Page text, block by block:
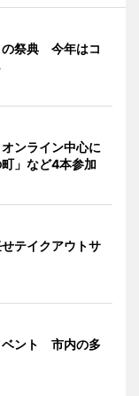
の祭典 今年はコ
ンライン中心に
」など4本参加
テイクアウトサ
ベント 市内の多